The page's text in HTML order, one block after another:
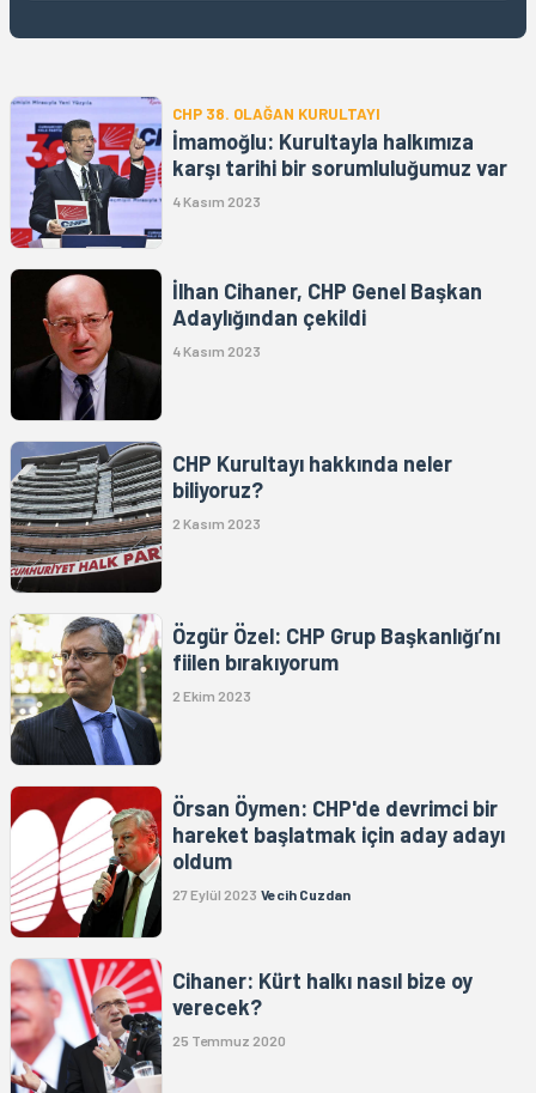
CHP 38. OLAĞAN KURULTAYI
İmamoğlu: Kurultayla halkımıza
karşı tarihi bir sorumluluğumuz var
4 Kasım 2023
İlhan Cihaner, CHP Genel Başkan
Adaylığından çekildi
4 Kasım 2023
CHP Kurultayı hakkında neler
biliyoruz?
2 Kasım 2023
Özgür Özel: CHP Grup Başkanlığı’nı
fiilen bırakıyorum
2 Ekim 2023
Örsan Öymen: CHP'de devrimci bir
hareket başlatmak için aday adayı
oldum
27 Eylül 2023 Vecih Cuzdan
Cihaner: Kürt halkı nasıl bize oy
verecek?
25 Temmuz 2020